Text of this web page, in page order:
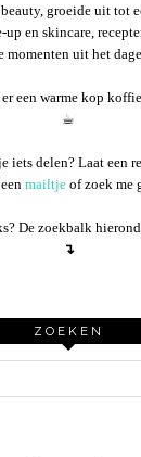
groeide uit tot
en skincare,
momenten uit het
een warme kop
☕︎
iets delen? Laat een
mailtje of zoek me
De zoekbalk
↴
ZOEKEN